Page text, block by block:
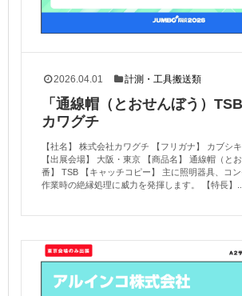
2026.04.01 計測・工具搬送類
「通線帽（とおせんぼう）
カワグチ
【社名】 株式会社カワグチ 【フリガナ】 カブシ
【出展会場】 大阪・東京 【商品名】 通線帽（と
番】 TSB 【キャッチコピー】 主に照明器具、コン
作業時の絶縁処理に威力を発揮します。 【特長】...